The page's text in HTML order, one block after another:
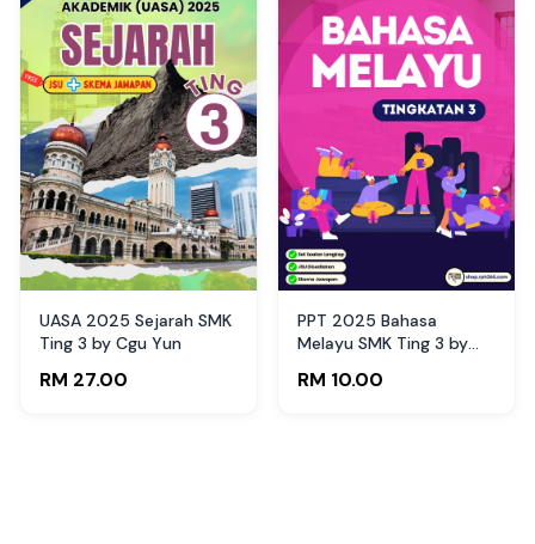
UASA 2025 Sejarah SMK
Ting 3 by Cgu Yun
RM 27.00
PPT 2025 Bahasa
Melayu SMK Ting 3 by
RM 10.00